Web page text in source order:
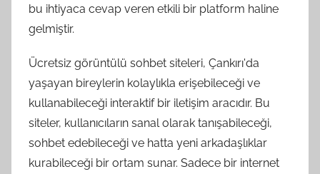
bu ihtiyaca cevap veren etkili bir platform haline
gelmiştir.
Ücretsiz görüntülü sohbet siteleri, Çankırı'da
yaşayan bireylerin kolaylıkla erişebileceği ve
kullanabileceği interaktif bir iletişim aracıdır. Bu
siteler, kullanıcıların sanal olarak tanışabileceği,
sohbet edebileceği ve hatta yeni arkadaşlıklar
kurabileceği bir ortam sunar. Sadece bir internet